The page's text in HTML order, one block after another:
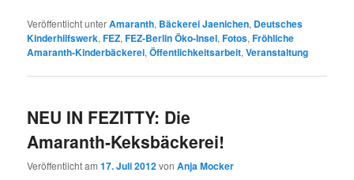
Veröffentlicht unterAmaranth, Bäckerei Jaenichen, Deutsches
Kinderhilfswerk,FEZ,FEZ-Berlin Öko-Insel,Fotos,Fröhliche
Amaranth-Kinderbäckerei,Öffentlichkeitsarbeit,Veranstaltung
NEU IN FEZITTY: Die
Amaranth-Keksbäckerei!
Veröffentlicht am17. Juli 2012vonAnja Mocker